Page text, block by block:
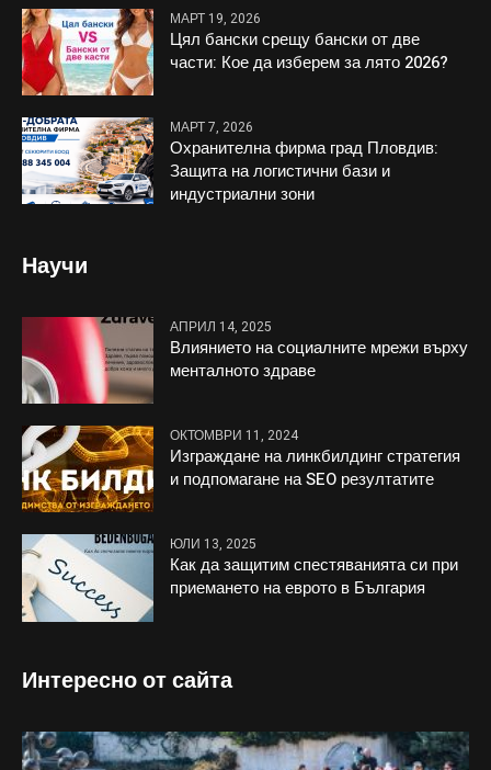
МАРТ 19, 2026
Цял бански срещу бански от две
части: Кое да изберем за лято 2026?
МАРТ 7, 2026
Охранителна фирма град Пловдив:
Защита на логистични бази и
индустриални зони
Научи
АПРИЛ 14, 2025
Влиянието на социалните мрежи върху
менталното здраве
ОКТОМВРИ 11, 2024
Изграждане на линкбилдинг стратегия
и подпомагане на SEO резултатите
ЮЛИ 13, 2025
Как да защитим спестяванията си при
приемането на еврото в България
Интересно от сайта